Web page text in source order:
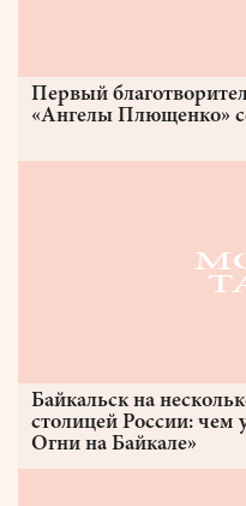
Первый
«Ангелы Плющенко»
Байкальск на
столицей России: чем
Огни на Байкале»